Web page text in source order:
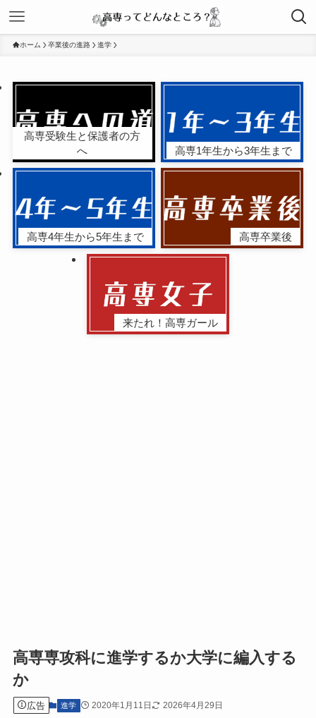
ホーム 卒業後の進路 進学
高専受験生と保護者の方
へ
高専1年生から3年生まで
高専4年生から5年生まで 高専卒業後
来たれ！高専ガール
高専専攻科に進学するか大学に編入する
か
広告 進学 2020年1月11日 2026年4月29日